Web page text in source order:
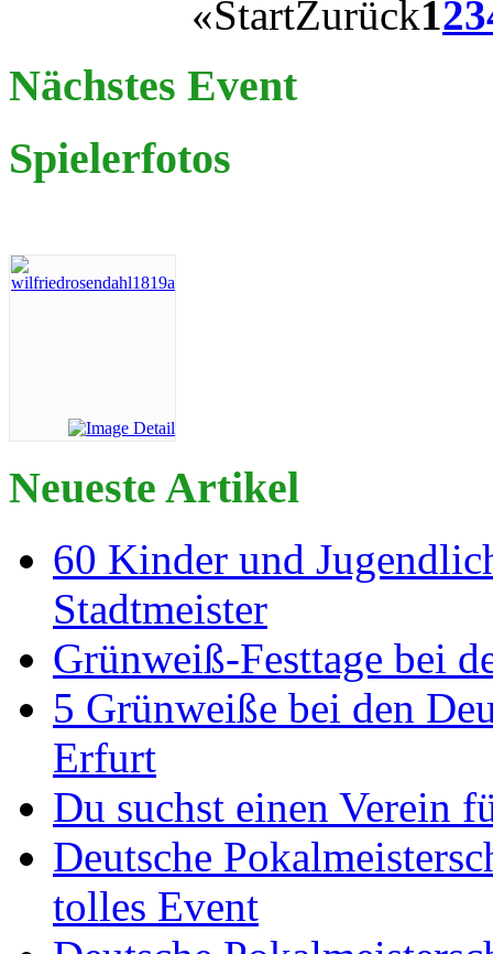
«StartZurück123
Nächstes Event
Spielerfotos
Neueste Artikel
60 Kinder und
Stadtmeister
Grünweiß-Festtage bei
5 Grünweiße bei den
Erfurt
Du suchst einen Verein
Deutsche
tolles Event